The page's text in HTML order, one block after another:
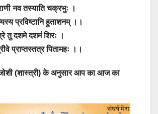
नव तस्याति चक्रभुः ।
प्रविष्टानि हुताशनम् ।।
तु दशमे दशमं शिरः ।
प्राप्तस्तत्र पितामहः ।।
(शास्त्री) के अनुसार आप का आज का